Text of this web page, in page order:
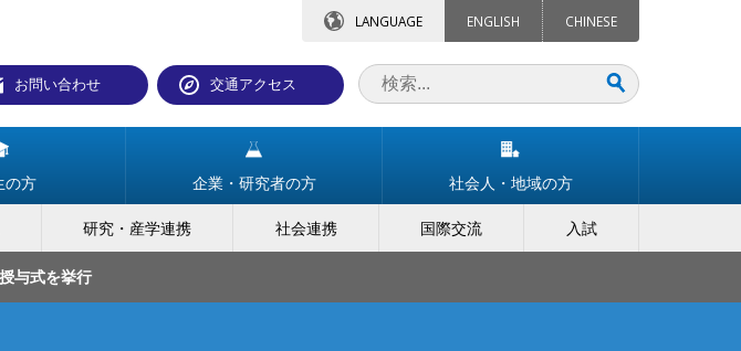
LANGUAGE ENGLISH CHINESE
お問い合わせ 交通アクセス
の方 企業・研究者の方 社会人・地域の方
研究・産学連携 社会連携 国際交流 入試
与式を挙行